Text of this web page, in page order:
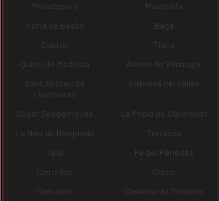
Matadepera
Masquefa
Adrià de Besòs
Bagà
Cabrils
Tiana
Quintí de Mediona
Antoni de Vilamajor
Sant Andreu de
Llavaneres
Vilanova del Vallès
Cugat Sesgarrigues
La Pobla de Claramunt
La Nou de Berguedà
Terrassa
Teià
Fe del Penedès
Castellcir
Cercs
Centelles
Castellví de Rosanes